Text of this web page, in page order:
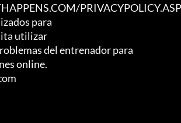
PRIVACYPOLICY.ASP
para
utilizar
del entrenador para
online.